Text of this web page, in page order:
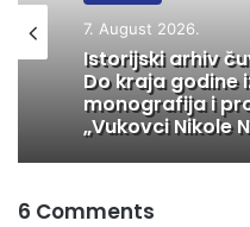
7. August 2026.
Istorijski arhiv
Do kraja godine
monografija i
„Vukovci Nikole
6 Comments